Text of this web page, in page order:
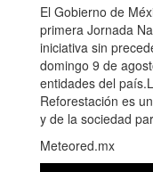
El Gobierno de
primera Jornada
iniciativa sin
domingo 9 de
entidades del
Reforestación es
y de la sociedad
Meteored.mx